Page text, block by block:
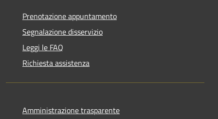
Prenotazione appuntamento
Segnalazione disservizio
Leggi le FAQ
Richiesta assistenza
Amministrazione trasparente